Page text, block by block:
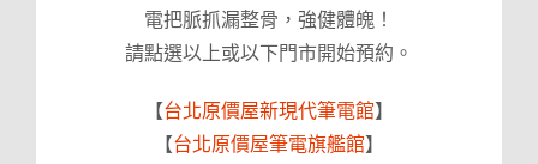
電把脈抓漏整骨，強健體魄！
請點選以上或以下門市開始預約。
【台北原價屋新現代筆電館】
【台北原價屋筆電旗艦館】